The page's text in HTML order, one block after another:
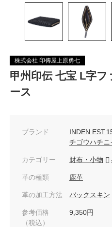
株式会社 印傳屋上原勇七
甲州印伝 七宝 L字
ース
ブランド
INDEN
チゴウハチニ
カテゴリー 財布・小物
革の種類 鹿革
革の加工方法 バックスキン
参考価格
（税込）
9,350円